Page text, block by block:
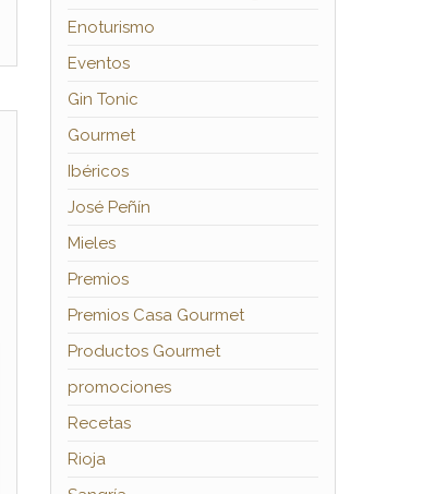
Enoturismo
Eventos
Gin Tonic
Gourmet
Ibéricos
José Peñín
Mieles
Premios
Premios Casa Gourmet
Productos Gourmet
promociones
Recetas
Rioja